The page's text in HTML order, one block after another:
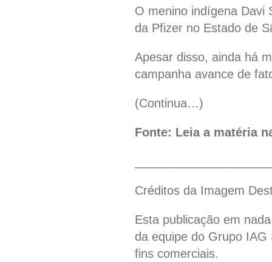
O menino indígena Davi
da Pfizer no Estado de
Apesar disso, ainda há
campanha avance de
(Continua…)
Fonte: Leia a matéria
Créditos da Imagem
Esta publicação em
da equipe do Grupo
fins comerciais.